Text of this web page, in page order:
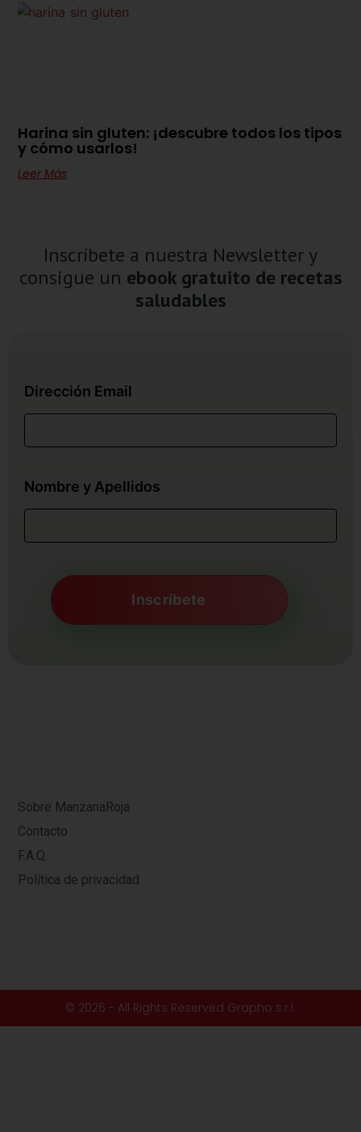
Harina sin gluten: ¡descubre todos los tipos
y cómo usarlos!
Leer Más
Inscríbete a nuestra Newsletter y
consigue un ebook gratuito de recetas
saludables
Dirección Email
Nombre y Apellidos
Sobre ManzanaRoja
Contacto
F.A.Q.
Política de privacidad
© 2026 - All Rights Reserved Grapho s.r.l.